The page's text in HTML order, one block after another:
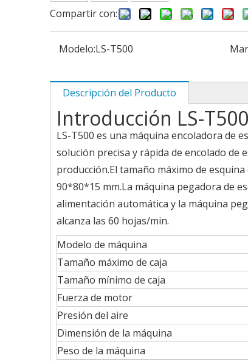
Compartir con:
Modelo:LS-T500
Descripción del Producto
Introducción LS-
LS-T500 es una máquina encoladora de
solución precisa y rápida de encolado de
producción.El tamaño máximo de
90*80*15 mm.La máquina pegadora de
alimentación automática y la máquina
alcanza las 60 hojas/min.
Modelo de máquina
Tamaño máximo de caja
Tamaño mínimo de caja
Fuerza de motor
Presión del aire
Dimensión de la máquina
Peso de la máquina